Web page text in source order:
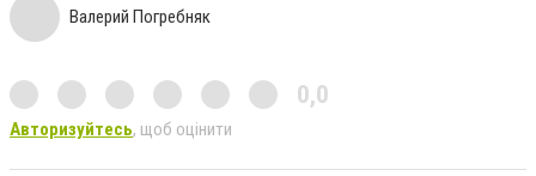
Валерий Погребняк
0,0
Авторизуйтесь, щоб оцінити